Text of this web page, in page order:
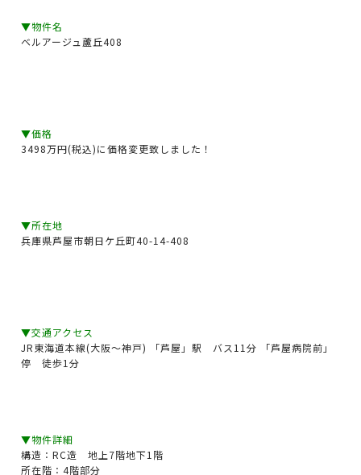
▼物件名
ベルアージュ蘆丘408
▼価格
3498万円(税込)に価格変更致しました！
▼所在地
兵庫県芦屋市朝日ケ丘町40-14-408
▼交通アクセス
JR東海道本線(大阪～神戸) 「芦屋」駅 バス11分 「芦屋病院前」
停 徒歩1分
▼物件詳細
構造：RC造 地上7階地下1階
所在階：4階部分